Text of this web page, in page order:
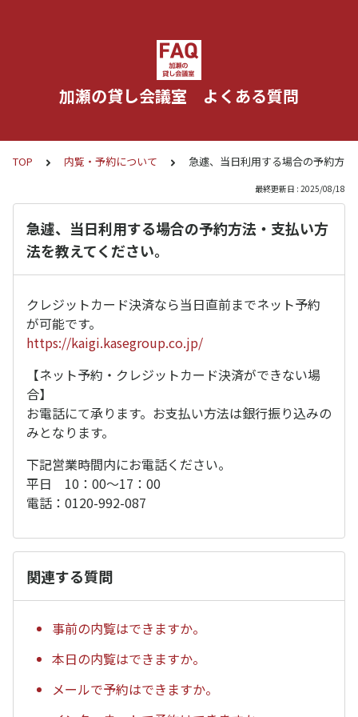
加瀬の貸し会議室 よくある質問
TOP 内覧・予約について 急遽、当日利用する場合の予約方
最終更新日 : 2025/08/18
急遽、当日利用する場合の予約方法・支払い方
法を教えてください。
クレジットカード決済なら当日直前までネット予約
が可能です。
https://kaigi.kasegroup.co.jp/
【ネット予約・クレジットカード決済ができない場
合】
お電話にて承ります。お支払い方法は銀行振り込みの
みとなります。
下記営業時間内にお電話ください。
平日 10：00〜17：00
電話：0120-992-087
関連する質問
事前の内覧はできますか。
本日の内覧はできますか。
メールで予約はできますか。